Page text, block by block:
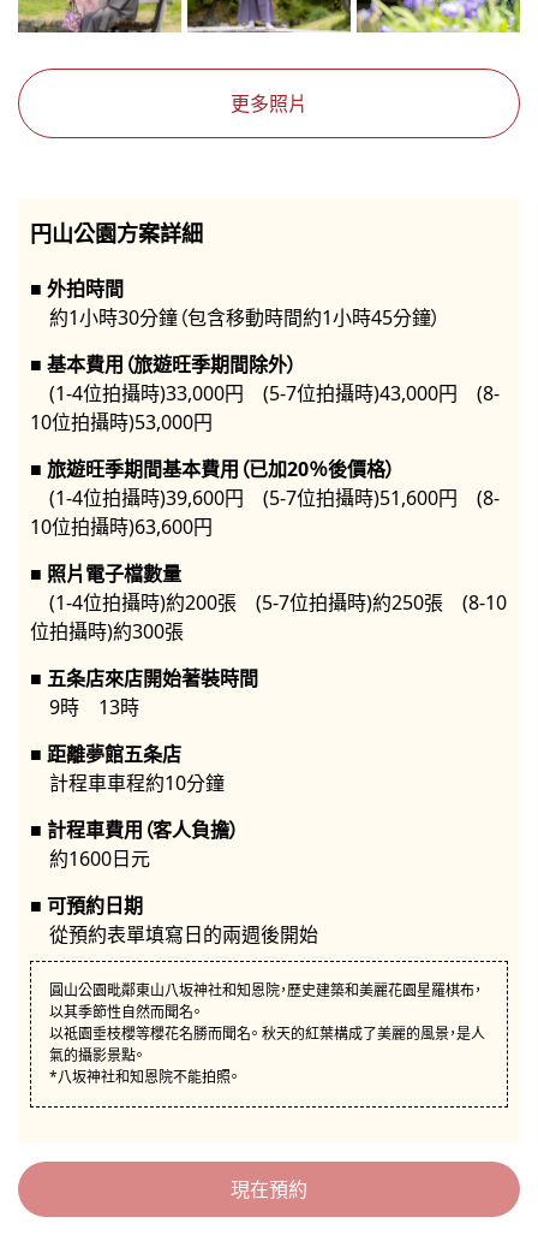
更多照片
円山公園方案詳細
外拍時間
約1小時30分鐘（包含移動時間約1小時45分鐘）
基本費用（旅遊旺季期間除外）
(1-4位拍攝時)33,000円 (5-7位拍攝時)43,000円 (8-
10位拍攝時)53,000円
旅遊旺季期間基本費用（已加20％後價格）
(1-4位拍攝時)39,600円 (5-7位拍攝時)51,600円 (8-
10位拍攝時)63,600円
照片電子檔數量
(1-4位拍攝時)約200張 (5-7位拍攝時)約250張 (8-10
位拍攝時)約300張
五条店來店開始著裝時間
9時 13時
距離夢館五条店
計程車車程約10分鐘
計程車費用（客人負擔）
約1600日元
可預約日期
從預約表單填寫日的兩週後開始
圓山公園毗鄰東山八坂神社和知恩院，歷史建築和美麗花園星羅棋布，
以其季節性自然而聞名。
以祗園垂枝櫻等櫻花名勝而聞名。 秋天的紅葉構成了美麗的風景，是人
氣的攝影景點。
*八坂神社和知恩院不能拍照。
現在預約